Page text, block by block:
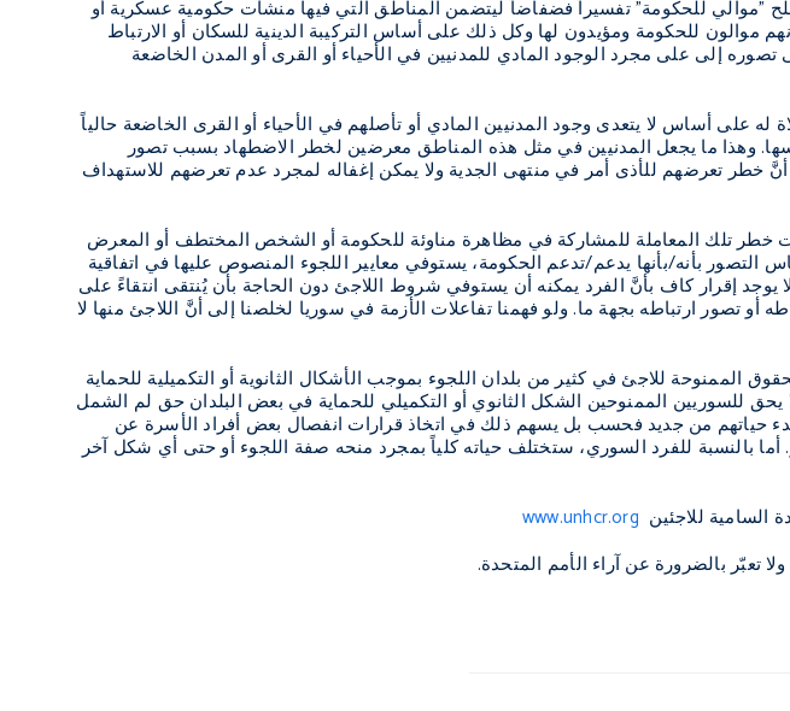
"موالي للحكومة" تفسيراً فضفاضاً ليتضمن المناطق التي فيها منشآت حكومية عسكرية أو
موالون للحكومة ومؤيدون لها وكل ذلك على أساس التركيبة الدينية للسكان أو الارتباط
تصوره إلى على مجرد الوجود المادي للمدنيين في الأحياء أو القرى أو المدن الخاضعة
له على أساس لا يتعدى وجود المدنيين المادي أو تأصلهم في الأحياء أو القرى الخاضعة حالياً
وهذا ما يجعل المدنيين في مثل هذه المناطق معرضين لخطر الاضطهاد بسبب تصور
أنَّ خطر تعرضهم للأذى أمر في منتهى الجدية ولا يمكن إغفاله لمجرد عدم تعرضهم للاستهداف
خطر تلك المعاملة للمشاركة في مظاهرة مناوئة للحكومة أو الشخص المختطف أو المعرض
بأنه/بأنها يدعم/تدعم الحكومة، يستوفي معايير اللجوء المنصوص عليها في اتفاقية
يوجد إقرار كاف بأنَّ الفرد يمكنه أن يستوفي شروط اللاجئ دون الحاجة بأن يُنتقى انتقاءً على
تصور ارتباطه بجهة ما. ولو فهمنا تفاعلات الأزمة في سوريا لخلصنا إلى أنَّ اللاجئ منها لا
الممنوحة للاجئ في كثير من بلدان اللجوء بموجب الأشكال الثانوية أو التكميلية للحماية
للسوريين الممنوحين الشكل الثانوي أو التكميلي للحماية في بعض البلدان حق لم الشمل
حياتهم من جديد فحسب بل يسهم ذلك في اتخاذ قرارات انفصال بعض أفراد الأسرة عن
بالنسبة للفرد السوري، ستختلف حياته كلياً بمجرد منحه صفة اللجوء أو حتى أي شكل آخر
السامية للاجئين www.unhcr.org
تعبّر بالضرورة عن آراء الأمم المتحدة.